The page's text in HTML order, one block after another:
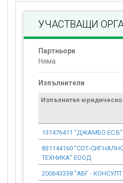
УЧАСТВАЩИ
Партньори
Няма
Изпълнители
Изпълнител юридическо
131476411 "ДЖАМБО
831144160 "СОТ-
ТЕХНИКА" ЕООД
200643338 "АБГ -